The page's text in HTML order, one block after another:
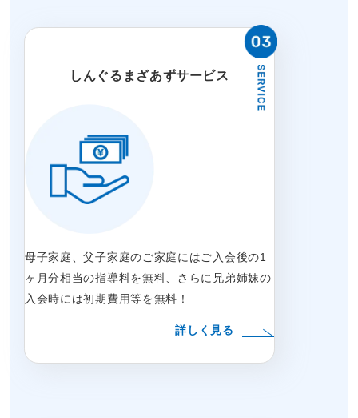
しんぐるまざあずサービス
母子家庭、父子家庭のご家庭にはご入会後の1
ヶ月分相当の指導料を無料、さらに兄弟姉妹の
入会時には初期費用等を無料！
詳しく見る